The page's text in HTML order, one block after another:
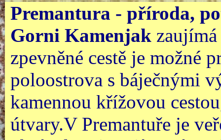
Premantura - příroda,
Gorni Kamenjak
zpevněné cestě je možné
poloostrova s báječnými
kamennou křížovou
útvary.V Premantuře je